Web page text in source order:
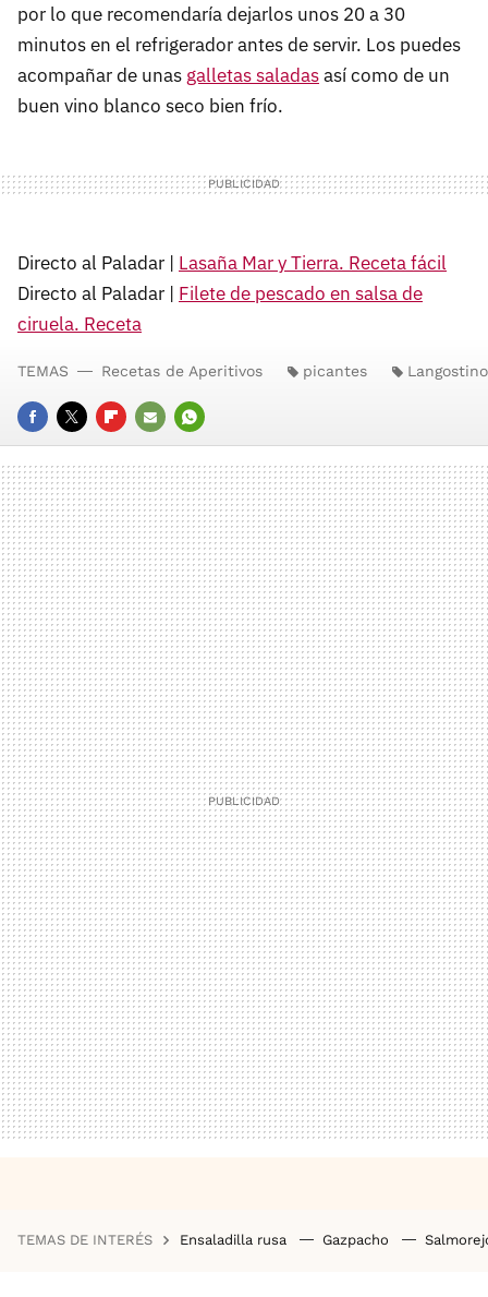
por lo que recomendaría dejarlos unos 20 a 30
minutos en el refrigerador antes de servir. Los puedes
acompañar de unas galletas saladasasí como de un
buen vino blanco seco bien frío.
Directo al Paladar | Lasaña Mar y Tierra. Receta fácil
Directo al Paladar | Filete de pescado en salsa de
ciruela. Receta
FACEBOOK
TWITTERFLIPBOARD
E-
MAIL
WHATSAPP
TEMAS Recetas de Aperitivos picantes
TEMAS DE INTERÉS Ensaladilla rusa Gazpacho